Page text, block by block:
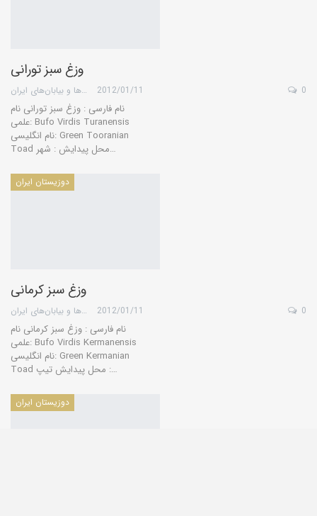
وزغ سبز تورانی
گروه کویرها و بیابان‌های ایران 2012/01/11 0
نام فارسی : وزغ سبز تورانی نام
علمی: Bufo Virdis Turanensis
نام انگلیسی: Green Tooranian
Toad محل پیدایش : شهر…
دوزیستان ایران
وزغ سبز کرمانی
گروه کویرها و بیابان‌های ایران 2012/01/11 0
نام فارسی : وزغ سبز کرمانی نام
علمی: Bufo Virdis Kermanensis
نام انگلیسی: Green Kermanian
Toad محل پیدایش تیپ :…
دوزیستان ایران